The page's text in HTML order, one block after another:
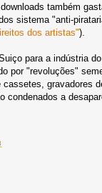
também
sistema "anti-
dos artistas").
para a indústria
por "revoluções"
gravadores
condenados a